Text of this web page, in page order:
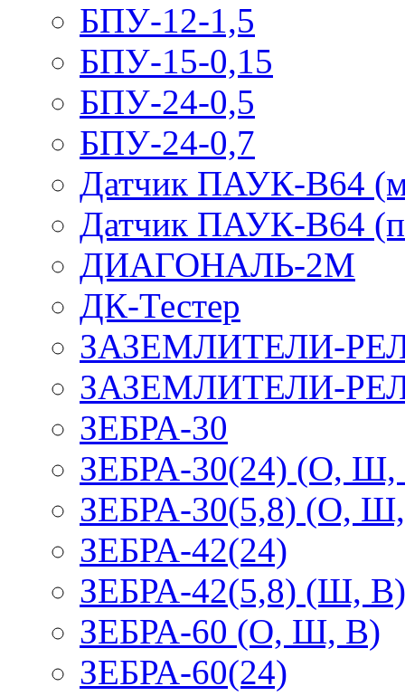
БПУ-12-1,5
БПУ-15-0,15
БПУ-24-0,5
БПУ-24-0,7
Датчик ПАУК-В64
Датчик ПАУК-В64
ДИАГОНАЛЬ-2М
ДК-Тестер
ЗАЗЕМЛИТЕЛИ-
ЗАЗЕМЛИТЕЛИ-
ЗЕБРА-30
ЗЕБРА-30(24) (О,
ЗЕБРА-30(5,8) (О,
ЗЕБРА-42(24)
ЗЕБРА-42(5,8) (Ш, В)
ЗЕБРА-60 (О, Ш, В)
ЗЕБРА-60(24)